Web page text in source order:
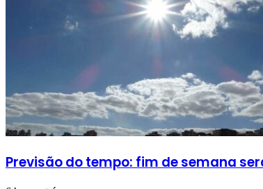
Previsão do tempo: fim de semana